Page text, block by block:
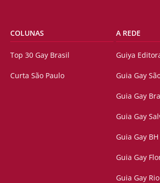
COLUNAS
Top 30 Gay Brasil
Curta São Paulo
A REDE
Guiya
Guia Gay
Guia Gay
Guia Gay
Guia Gay BH
Guia Gay
Guia Gay Rio